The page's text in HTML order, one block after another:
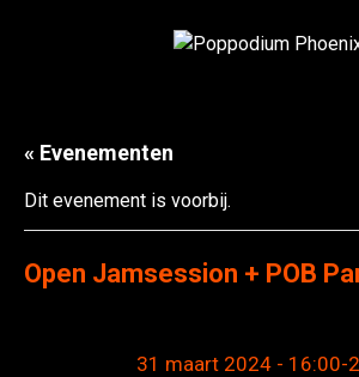
« Evenementen
Dit evenement is voorbij.
Open Jamsession + POB
31 maart 2024 - 16:00-